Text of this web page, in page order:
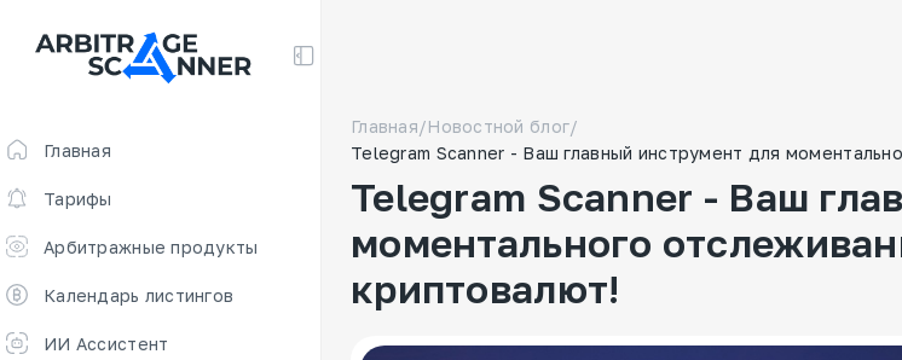
Главная
Тарифы
Арбитражные продукты
Скринер для арбитража
Арбитраж фьючерсов 🔥
Календарь листингов
ИИ Ассистент
Главная/Новостной блог/
Telegram Scanner - Ваш главный инструмент для
Telegram Scanner - Ваш
моментального
криптовалют!